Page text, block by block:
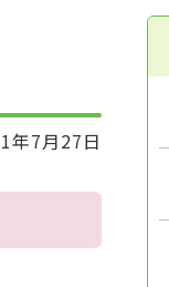
年7月27日